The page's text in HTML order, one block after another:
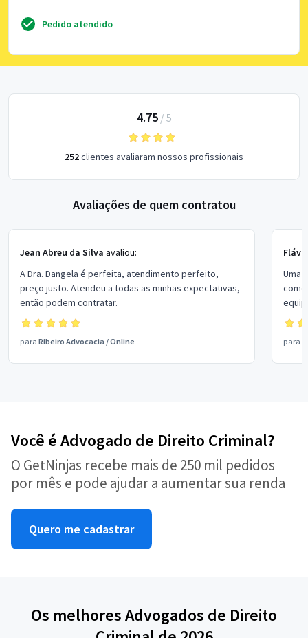
Pedido atendido
4.75/ 5
252clientes avaliaram nossos profissionais
Avaliações de quem contratou
Jean Abreu da Silva avaliou:
A Dra. Dangela é perfeita, atendimento perfeito,
preço justo. Atendeu a todas as minhas expectativas,
então podem contratar.
para Ribeiro Advocacia /Online
Uma
para
Você é Advogado de Direito Criminal?
O GetNinjas recebe mais de 250 mil pedidos
por mês e pode ajudar a aumentar sua renda
Quero me cadastrar
Os melhores Advogados de Direito